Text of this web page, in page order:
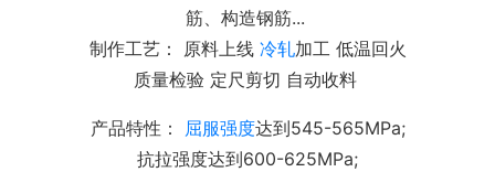
筋、构造钢筋...
制作工艺： 原料上线 冷轧加工 低温回火
质量检验 定尺剪切 自动收料
产品特性： 屈服强度达到545-565MPa;
抗拉强度达到600-625MPa;